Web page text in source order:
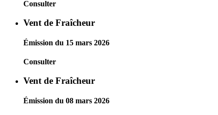
Consulter
Vent de Fraîcheur
Émission du 15 mars 2026
Consulter
Vent de Fraîcheur
Émission du 08 mars 2026